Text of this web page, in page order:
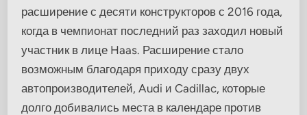
расширение с десяти конструкторов с 2016 года,
когда в чемпионат последний раз заходил новый
участник в лице Haas. Расширение стало
возможным благодаря приходу сразу двух
автопроизводителей, Audi и Cadillac, которые
долго добивались места в календаре против